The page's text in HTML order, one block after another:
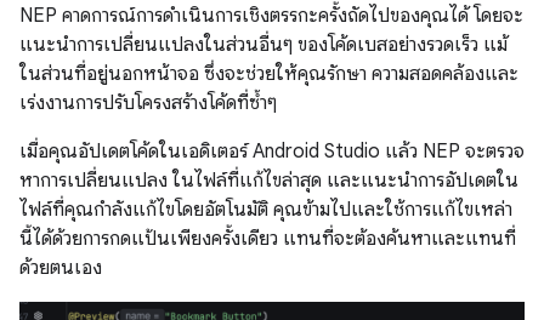
NEP คาดการณ์การดำเนินการเชิงตรรกะครั้งถัดไปของคุณได้ โดยจะ
แนะนำการเปลี่ยนแปลงในส่วนอื่นๆ ของโค้ดเบสอย่างรวดเร็ว แม้
ในส่วนที่อยู่นอกหน้าจอ ซึ่งจะช่วยให้คุณรักษา ความสอดคล้องและ
เร่งงานการปรับโครงสร้างโค้ดที่ซ้ำๆ
เมื่อคุณอัปเดตโค้ดในเอดิเตอร์ Android Studio แล้ว NEP จะตรวจ
หาการเปลี่ยนแปลง ในไฟล์ที่แก้ไขล่าสุด และแนะนำการอัปเดตใน
ไฟล์ที่คุณกำลังแก้ไขโดยอัตโนมัติ คุณข้ามไปและใช้การแก้ไขเหล่า
นี้ได้ด้วยการกดแป้นเพียงครั้งเดียว แทนที่จะต้องค้นหาและแทนที่
ด้วยตนเอง